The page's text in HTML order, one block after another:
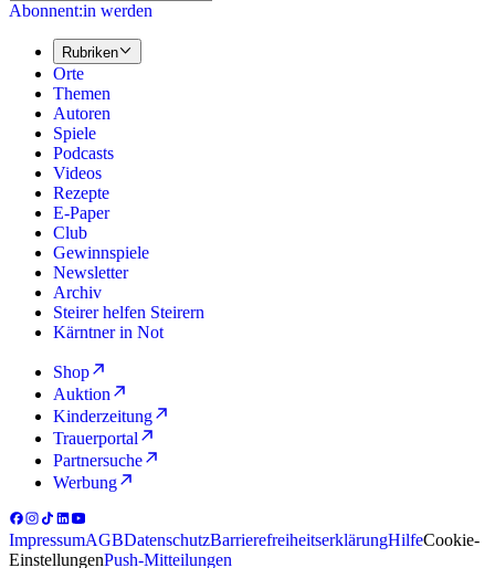
Abonnent:in werden
Rubriken
Orte
Themen
Autoren
Spiele
Podcasts
Videos
Rezepte
E-Paper
Club
Gewinnspiele
Newsletter
Archiv
Steirer helfen Steirern
Kärntner in Not
Shop
Auktion
Kinderzeitung
Trauerportal
Partnersuche
Werbung
ImpressumAGBDatenschutzBarrierefreiheitserklärungHilfeCookie-
EinstellungenPush-Mitteilungen